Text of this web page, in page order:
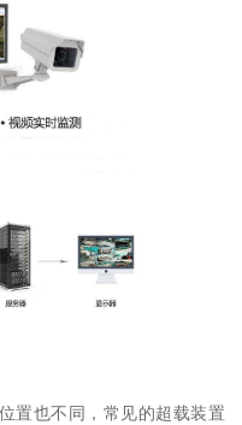
置也不同，常见的超载装置